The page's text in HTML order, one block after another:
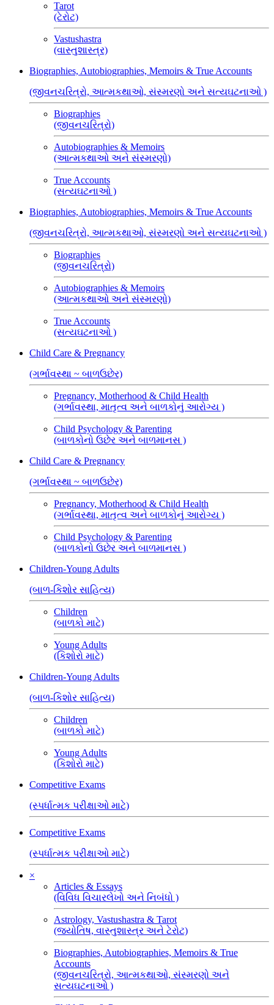
Tarot
(ટેરોટ)
Vastushastra
(વાસ્તુશાસ્ત્ર)
Biographies, Autobiographies, Memoirs & True Accounts
(જીવનચરિત્રો, આત્મકથાઓ, સંસ્મરણો અને સત્યઘટનાઓ )
Biographies
(જીવનચરિત્રો)
Autobiographies & Memoirs
(આત્મકથાઓ અને સંસ્મરણો)
True Accounts
(સત્યઘટનાઓ )
Biographies, Autobiographies, Memoirs & True Accounts
(જીવનચરિત્રો, આત્મકથાઓ, સંસ્મરણો અને સત્યઘટનાઓ )
Biographies
(જીવનચરિત્રો)
Autobiographies & Memoirs
(આત્મકથાઓ અને સંસ્મરણો)
True Accounts
(સત્યઘટનાઓ )
Child Care & Pregnancy
(ગર્ભાવસ્થા ~ બાળઉછેર)
Pregnancy, Motherhood & Child Health
(ગર્ભાવસ્થા, માતૃત્વ અને બાળકોનું આરોગ્ય )
Child Psychology & Parenting
(બાળકોનો ઉછેર અને બાળમાનસ )
Child Care & Pregnancy
(ગર્ભાવસ્થા ~ બાળઉછેર)
Pregnancy, Motherhood & Child Health
(ગર્ભાવસ્થા, માતૃત્વ અને બાળકોનું આરોગ્ય )
Child Psychology & Parenting
(બાળકોનો ઉછેર અને બાળમાનસ )
Children-Young Adults
(બાળ-કિશોર સાહિત્ય)
Children
(બાળકો માટે)
Young Adults
(કિશોરો માટે)
Children-Young Adults
(બાળ-કિશોર સાહિત્ય)
Children
(બાળકો માટે)
Young Adults
(કિશોરો માટે)
Competitive Exams
(સ્પર્ધાત્મક પરીક્ષાઓ માટે)
Competitive Exams
(સ્પર્ધાત્મક પરીક્ષાઓ માટે)
×
Articles & Essays
(વિવિધ વિચારલેખો અને નિબંધો )
Astrology, Vastushastra & Tarot
(જ્યોતિષ, વાસ્તુશાસ્ત્ર અને ટેરોટ)
Biographies, Autobiographies, Memoirs & True
Accounts
(જીવનચરિત્રો, આત્મકથાઓ, સંસ્મરણો અને
સત્યઘટનાઓ )